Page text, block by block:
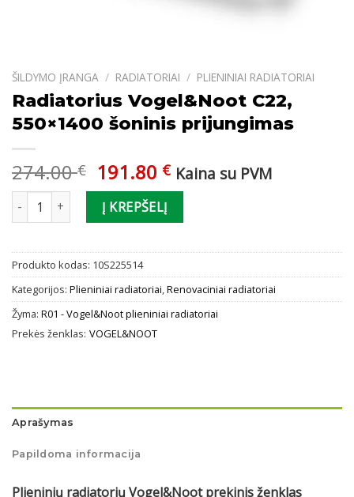
ŠILDYMO ĮRANGA / RADIATORIAI / PLIENINIAI RADIATORIAI
Radiatorius Vogel&Noot C22,
550×1400 šoninis prijungimas
274.00€ Original
price
was:
274.00 €.
191.80 €Current
price
191.80 €.
Kaina su PVM
produkto kiekis: Radiatorius Vogel&Noot C22, 550x1400 šoninis
Į KREPŠELĮ
Produkto kodas: 10S225514
Kategorijos: Plieniniai radiatoriai,Renovaciniai radiatoriai
Žyma: R01 - Vogel&Noot plieniniai radiatoriai
Prekės ženklas: VOGEL&NOOT
Aprašymas
Papildoma informacija
Plieninių radiatorių Vogel&Noot prekinis ženklas